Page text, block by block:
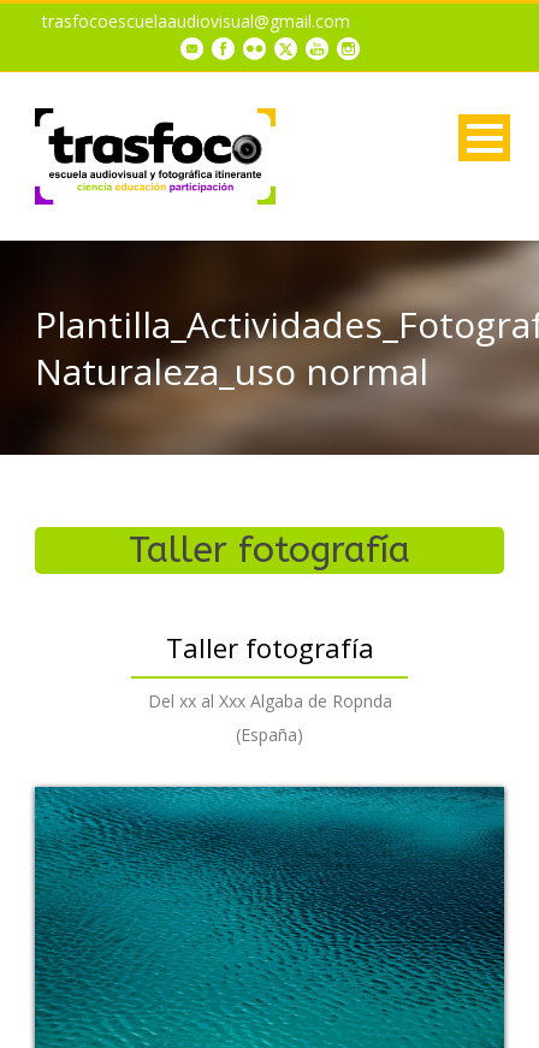
trasfocoescuelaaudiovisual@gmail.com
Naturaleza_uso normal
Taller fotografía
Taller fotografía
Del xx al Xxx Algaba de Ropnda
(España)